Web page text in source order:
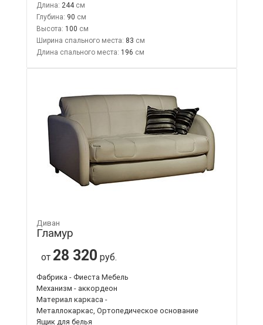
Длина: 244
Глубина: 90
Высота: 100
Ширина спального места: 83
Длина спального места: 196
Диван
Гламур
от 28 320 руб.
Фабрика - Фиеста Мебель
Механизм - аккордеон
Материал каркаса -
Металлокаркас, Ортопедическое основание
Ящик для белья